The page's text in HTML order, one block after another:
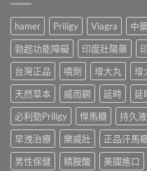
斷，
別
再
自
己
嚇
自
己〉
中
解
假
貨
手
法，
教
你
4
招
安
全
買
比
較
威
而
鋼、
犀
利
士、
必
利
勁
與
雙
多
少？
藥
師
公
開
行
情：
dcard
網
友
最
常
hamer Priligy Viagra 中
勃起功能障礙
印度壯陽藥
台灣正品
噴劑 增大丸 增
天然草本
威而鋼 延時 延
必利勁Priligy
悍馬糖 持久液
早洩治療
樂威壯 正品汗馬
男性保健
精胺酸 美國進口